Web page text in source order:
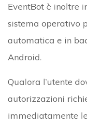
EventBot è inoltre
sistema operativo
automatica e in
Android.
Qualora l’utente
autorizzazioni
immediatamente